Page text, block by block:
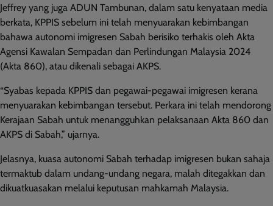
Jeffrey yang juga ADUN Tambunan, dalam satu kenyataan media
berkata, KPPIS sebelum ini telah menyuarakan kebimbangan
bahawa autonomi imigresen Sabah berisiko terhakis oleh Akta
Agensi Kawalan Sempadan dan Perlindungan Malaysia 2024
(Akta 860), atau dikenali sebagai AKPS.
“Syabas kepada KPPIS dan pegawai-pegawai imigresen kerana
menyuarakan kebimbangan tersebut. Perkara ini telah mendorong
Kerajaan Sabah untuk menangguhkan pelaksanaan Akta 860 dan
AKPS di Sabah,” ujarnya.
Jelasnya, kuasa autonomi Sabah terhadap imigresen bukan sahaja
termaktub dalam undang-undang negara, malah ditegakkan dan
dikuatkuasakan melalui keputusan mahkamah Malaysia.